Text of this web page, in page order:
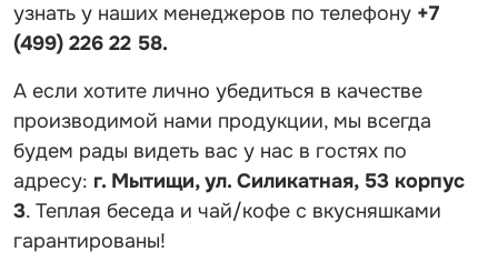
узнать у наших менеджеров по телефону +7
(499) 226 22 58.
А если хотите лично убедиться в качестве
производимой нами продукции, мы всегда
будем рады видеть вас у нас в гостях по
адресу: г. Мытищи, ул. Силикатная, 53 корпус
3. Теплая беседа и чай/кофе с вкусняшками
гарантированы!